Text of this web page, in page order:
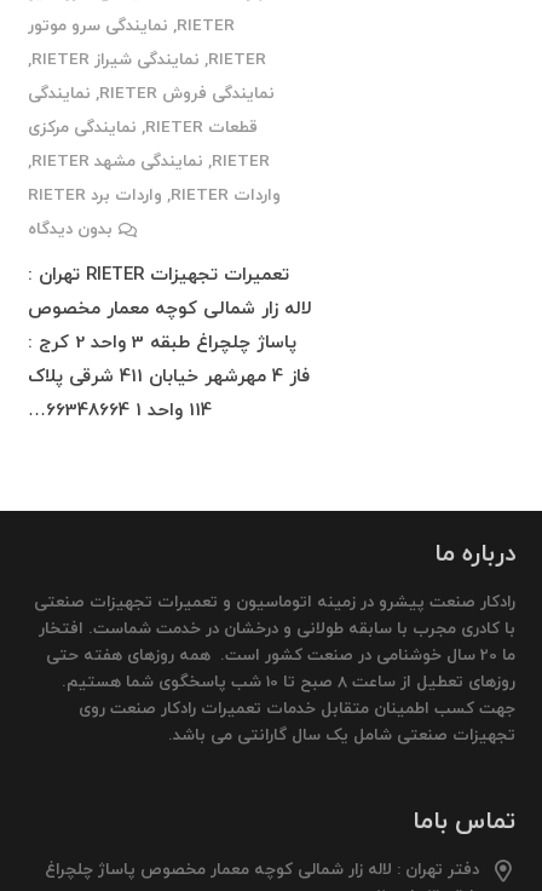
RIETER
, نمایندگی سرو موتور
RIETER
, نمایندگی شیراز RIETER
,
نمایندگی فروش RIETER
, نمایندگی
قطعات RIETER
, نمایندگی مرکزی
RIETER
, نمایندگی مشهد RIETER
,
واردات RIETER
, واردات برد RIETER
بدون دیدگاه
تعمیرات تجهیزات RIETER تهران :
لاله زار شمالی کوچه معمار مخصوص
پاساژ چلچراغ طبقه 3 واحد 2 کرج :
فاز 4 مهرشهر خیابان 411 شرقی پلاک
114 واحد 1 66348664…
درباره ما
رادکار صنعت پیشرو در زمینه اتوماسیون و تعمیرات تجهیزات صنعتی
با کادری مجرب با سابقه طولانی و درخشان در خدمت شماست. افتخار
ما 20 سال خوشنامی در صنعت کشور است. همه روزهای هفته حتی
روزهای تعطیل از ساعت 8 صبح تا 10 شب پاسخگوی شما هستیم.
جهت کسب اطمینان متقابل خدمات تعمیرات رادکار صنعت روی
تجهیزات صنعتی شامل یک سال گارانتی می باشد.
تماس باما
دفتر تهران : لاله زار شمالی کوچه معمار مخصوص پاساژ چلچراغ